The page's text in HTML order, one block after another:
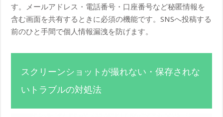
す。メールアドレス・電話番号・口座番号など秘匿情報を
含む画面を共有するときに必須の機能です。SNSへ投稿する
前のひと手間で個人情報漏洩を防げます。
スクリーンショットが撮れない・保存されな
いトラブルの対処法